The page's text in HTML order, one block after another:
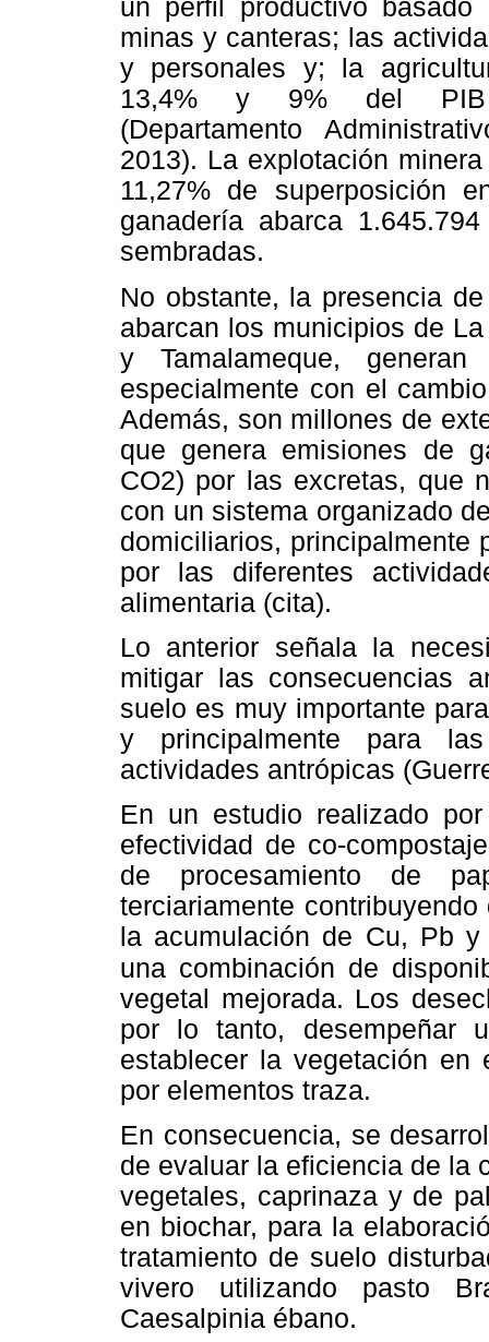
un perfil productivo
minas y canteras; las
y personales y; la
13,4% y 9% del PIB
(Departamento
2013). La explotación
11,27% de superposición
ganadería abarca
sembradas.
No obstante, la presencia
abarcan los municipios de
y Tamalameque,
especialmente con el
Además, son millones de
que genera emisiones de
CO2) por las excretas, que
con un sistema organizado
domiciliarios, principalmente
por las diferentes
alimentaria (cita).
Lo anterior señala la
mitigar las consecuencias
suelo es muy importante
y principalmente para
actividades antrópicas
En un estudio realizado
efectividad de co-
de procesamiento de
terciariamente
la acumulación de Cu, Pb
una combinación de
vegetal mejorada. Los
por lo tanto, desempeñar
establecer la vegetación en
por elementos traza.
En consecuencia, se
de evaluar la eficiencia de la
vegetales, caprinaza y de
en biochar, para la
tratamiento de suelo
vivero utilizando pasto
Caesalpinia ébano.